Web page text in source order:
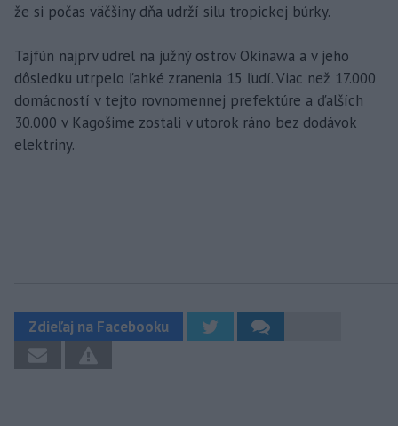
že si počas väčšiny dňa udrží silu tropickej búrky.
Tajfún najprv udrel na južný ostrov Okinawa a v jeho
dôsledku utrpelo ľahké zranenia 15 ľudí. Viac než 17.000
domácností v tejto rovnomennej prefektúre a ďalších
30.000 v Kagošime zostali v utorok ráno bez dodávok
elektriny.
Zdieľaj na Facebooku